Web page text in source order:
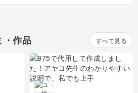
・作品 すべて見る